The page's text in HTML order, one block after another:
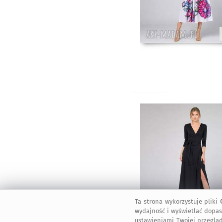
Ta strona wykorzystuje pliki
wydajność i wyświetlać
ustawieniami Twojej